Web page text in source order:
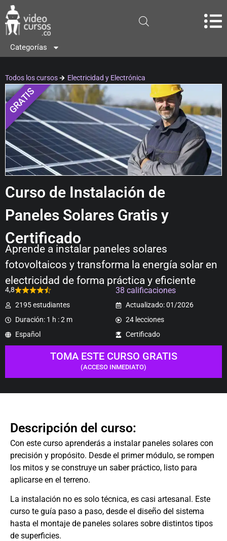
Categorías
Todos los cursos Electricidad y Electrónica
GRATIS
Curso de Instalación de
Paneles Solares Gratis y
Certificado
Aprende a instalar paneles solares
fotovoltaicos y transforma la energía solar en
electricidad de forma práctica y eficiente
4,8 38 calificaciones
2195 estudiantes
Actualizado: 01/2026
Duración: 1 h : 2 m
24 lecciones
Español
Certificado
TOMA ESTE CURSO GRATIS
(ACCESO INMEDIATO)
Descripción del curso:
Con este curso aprenderás a instalar paneles solares con
precisión y propósito. Desde el primer módulo, se rompen
los mitos y se construye un saber práctico, listo para
aplicarse en el terreno.
La instalación no es solo técnica, es casi artesanal. Este
curso te guía paso a paso, desde el diseño del sistema
hasta el montaje de paneles solares sobre distintos tipos
de superficies.